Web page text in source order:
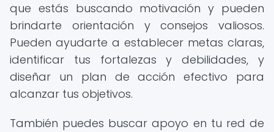
que estás buscando motivación y pueden
brindarte orientación y consejos valiosos.
Pueden ayudarte a establecer metas claras,
identificar tus fortalezas y debilidades, y
diseñar un plan de acción efectivo para
alcanzar tus objetivos.
También puedes buscar apoyo en tu red de